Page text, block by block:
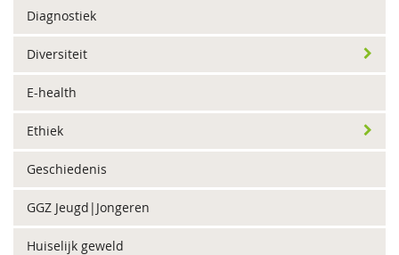
Diagnostiek
Diversiteit
E-health
Ethiek
Geschiedenis
GGZ Jeugd|Jongeren
Huiselijk geweld